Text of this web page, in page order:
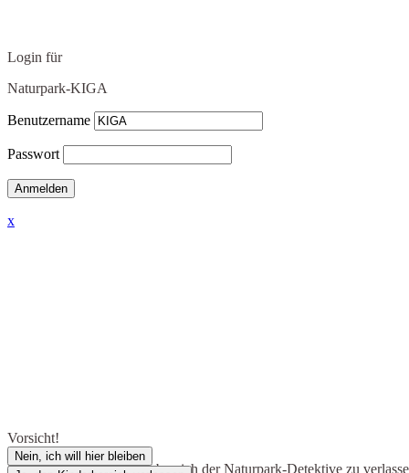
Login für
Naturpark-KIGA
Benutzername
Passwort
x
Vorsicht!
Du bist dabei, den Kinderbereich der Naturpark-Detektive zu
Nein, ich will hier bleiben